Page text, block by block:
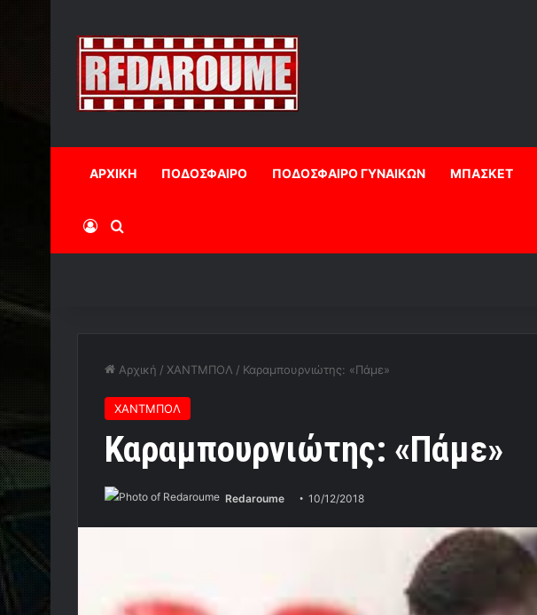
ΑΡΧΙΚΗ ΠΟΔΟΣΦΑΙΡΟ ΠΟΔΟΣΦΑΙΡΟ ΓΥΝΑΙΚΩΝ ΜΠΑΣΚΕΤ
Log InΑναζήτηση
Αρχική / ΧΑΝΤΜΠΟΛ / Καραμπουρνιώτης: «Πάμε»
ΧΑΝΤΜΠΟΛ
Καραμπουρνιώτης: «Πάμε»
Redaroume 10/12/2018